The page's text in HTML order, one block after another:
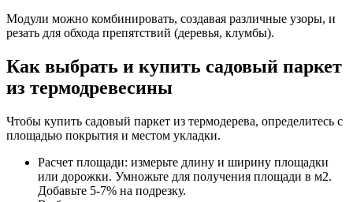
Модули можно комбинировать, создавая различные узоры, и
резать для обхода препятствий (деревья, клумбы).
Как выбрать и купить садовый паркет
из термодревесины
Чтобы купить садовый паркет из термодерева, определитесь с
площадью покрытия и местом укладки.
Расчет площади: измерьте длину и ширину площадки
или дорожки. Умножьте для получения площади в м2.
Добавьте 5-7% на подрезку.